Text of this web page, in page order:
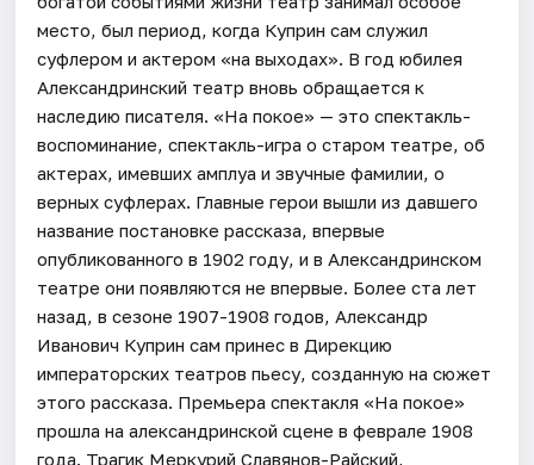
место, был период, когда Куприн сам служил
суфлером и актером «на выходах». В год юбилея
Александринский театр вновь обращается к
наследию писателя. «На покое» — это спектакль-
воспоминание, спектакль-игра о старом театре, об
актерах, имевших амплуа и звучные фамилии, о
верных суфлерах. Главные герои вышли из давшего
название постановке рассказа, впервые
опубликованного в 1902 году, и в Александринском
театре они появляются не впервые. Более ста лет
назад, в сезоне 1907-1908 годов, Александр
Иванович Куприн сам принес в Дирекцию
императорских театров пьесу, созданную на сюжет
этого рассказа. Премьера спектакля «На покое»
прошла на александринской сцене в феврале 1908
года. Трагик Меркурий Славянов-Райский,